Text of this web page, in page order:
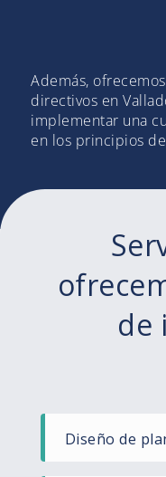
Además,
directivos en
implementar una
en los principios
de
Diseño de